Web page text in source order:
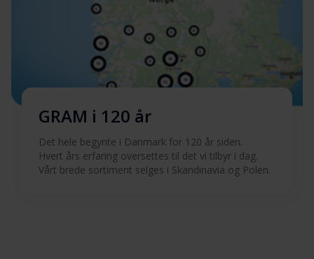
GRAM i 120 år
Det hele begynte i Danmark for 120 år siden.
Hvert års erfaring oversettes til det vi tilbyr i dag.
Vårt brede sortiment selges i Skandinavia og Polen.